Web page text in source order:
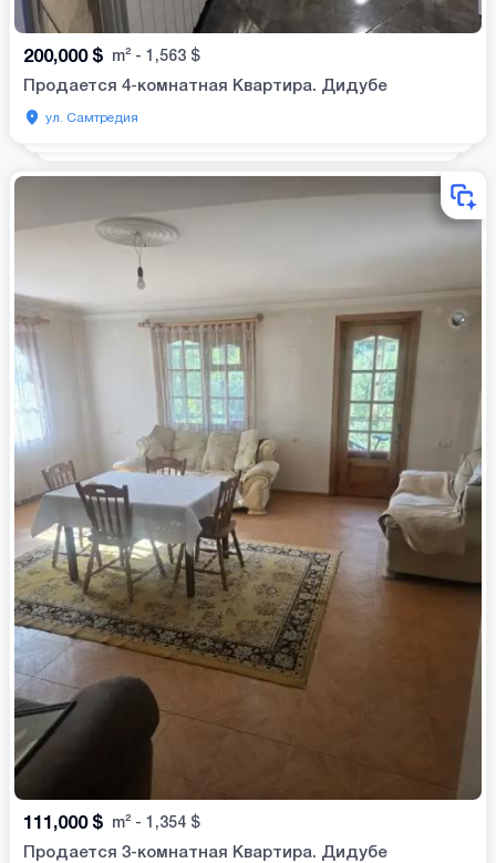
200,000 $ m² - 1,563 $
Продается 4-комнатная Квартира. Дидубе
ул. Самтредия
111,000 $ m² - 1,354 $
Продается 3-комнатная Квартира. Дидубе